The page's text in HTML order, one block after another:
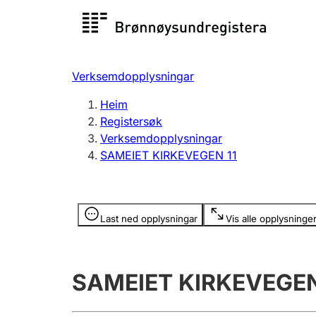
Registersøk
Registrere, endre, slette
Verksemdopplysningar
Heim
Registersøk
Verksemdopplysningar
SAMEIET KIRKEVEGEN 11
Last ned opplysningar Vis alle opplysninger
Opplysninger er skjult
SAMEIET